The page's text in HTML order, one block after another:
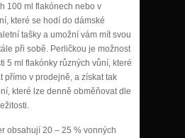
100 ml flakónech nebo v
které se hodí do dámské
tašky a umožní vám mít svou
při sobě. Perličkou je možnost
5 ml flakónky různých vůní, které
přímo v prodejně, a získat tak
které lze denně obměňovat dle
obsahují 20 – 25 % vonných